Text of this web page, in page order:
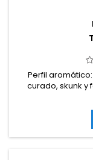
Perfil
curado, skunk y
disolventes,
vapeo,